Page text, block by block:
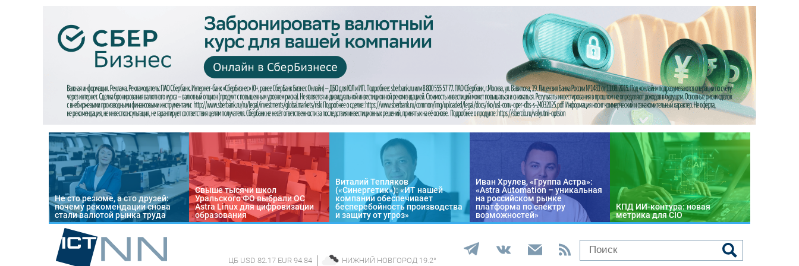
Не сто резюме, а сто друзей:
почему рекомендации снова
стали валютой рынка труда
Свыше тысячи школ
Уральского ФО выбрали ОС
Astra Linux для цифровизации
образования
Виталий Тепляков
(«Синергетик»): «ИТ нашей
компании обеспечивает
бесперебойность производства
и защиту от угроз»
Иван Хрулев, «Группа Астра»:
«Astra Automation – уникальная
на российском рынке
платформа по спектру
возможностей»
КПД ИИ-контура: новая
метрика для CIO
ЦБ USD 82.17 EUR 94.84 НИЖНИЙ НОВГОРОД 19.2°